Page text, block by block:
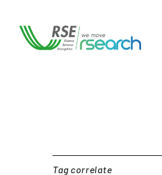
Tag correlate